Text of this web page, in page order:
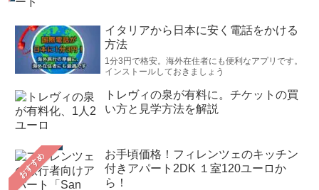
イタリアから日本に安く電話をかける
方法
1分3円で格安。海外在住者にも便利なアプリです。
インストールしておきましょう
トレヴィの泉が有料に。チケットの買
い方と見学方法を解説
おすすめ
お手頃価格！フィレンツェのキッチン
付きアパート2DK １室120ユーロか
ら！